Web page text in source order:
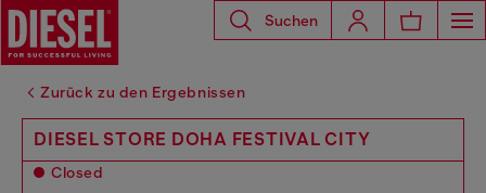
Suchen
Zurück zu den Ergebnissen
DIESEL STORE DOHA FESTIVAL CITY
Closed